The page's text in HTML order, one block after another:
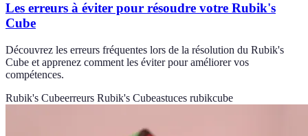
Les erreurs à éviter pour résoudre votre Rubik's
Cube
Découvrez les erreurs fréquentes lors de la résolution du Rubik's
Cube et apprenez comment les éviter pour améliorer vos
compétences.
Rubik's Cubeerreurs Rubik's Cubeastuces rubikcube